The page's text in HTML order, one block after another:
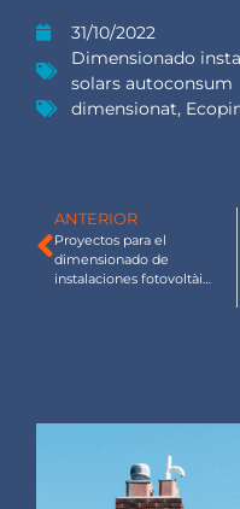
31/10/2022
Dimensionado
solars autoconsum
dimensionat,
ANTERIOR
Proyectos para el
dimensionado de